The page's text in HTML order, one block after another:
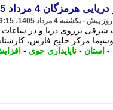
4 مرداد 1405
برروی دریا و در ساعات
مرکز خلیج فارس،
- استان - ناپایداری جوی -